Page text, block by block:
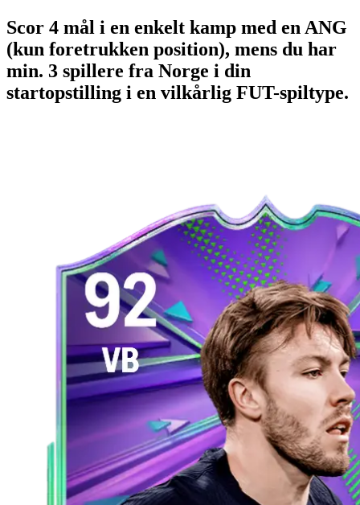
Scor 4 mål i en enkelt kamp med en ANG
(kun foretrukken position), mens du har
min. 3 spillere fra Norge i din
startopstilling i en vilkårlig FUT-spiltype.